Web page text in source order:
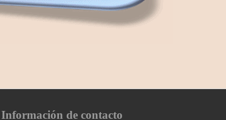
Información de contacto